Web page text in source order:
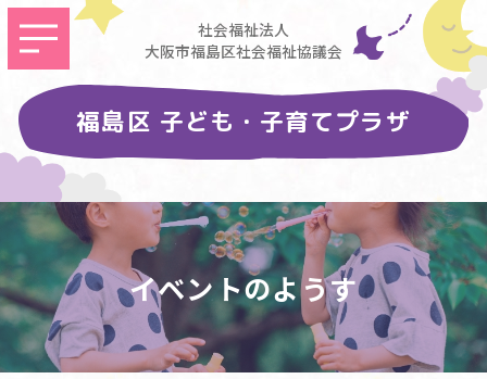
社会福祉法人
大阪市福島区社会福祉協議会
福島区 子ども・子育てプラザ
イベントのようす